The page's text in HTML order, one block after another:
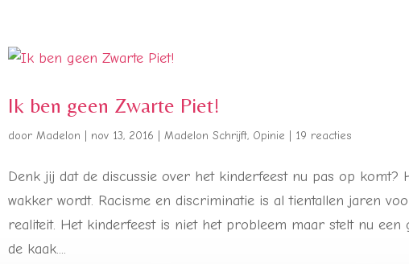
Ik ben geen Zwarte Piet!
doorMadelon nov 13, 2016 |Madelon Schrijft, Opinie 19 reacties
Denk jij dat de discussie over het kinderfeest nu pas op komt?
wakker wordt. Racisme en discriminatie is al tientallen jaren
realiteit. Het kinderfeest is niet het probleem maar stelt nu
de kaak....